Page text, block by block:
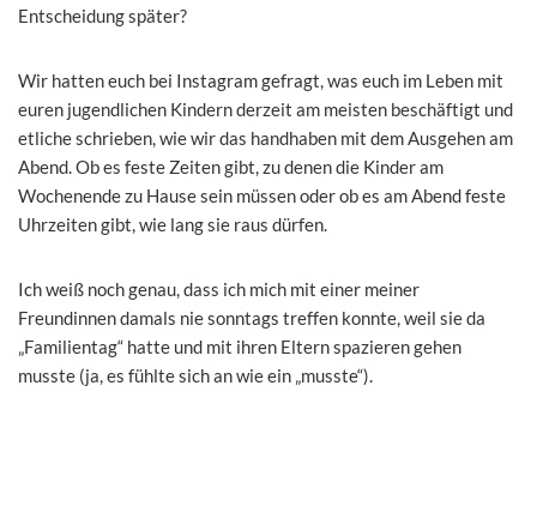
Entscheidung später?
Wir hatten euch bei Instagram gefragt, was euch im Leben mit
euren jugendlichen Kindern derzeit am meisten beschäftigt und
etliche schrieben, wie wir das handhaben mit dem Ausgehen am
Abend. Ob es feste Zeiten gibt, zu denen die Kinder am
Wochenende zu Hause sein müssen oder ob es am Abend feste
Uhrzeiten gibt, wie lang sie raus dürfen.
Ich weiß noch genau, dass ich mich mit einer meiner
Freundinnen damals nie sonntags treffen konnte, weil sie da
„Familientag“ hatte und mit ihren Eltern spazieren gehen
musste (ja, es fühlte sich an wie ein „musste“).